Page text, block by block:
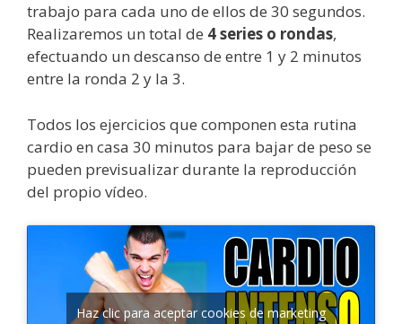
trabajo para cada uno de ellos de 30 segundos.
Realizaremos un total de 4 series o rondas,
efectuando un descanso de entre 1 y 2 minutos
entre la ronda 2 y la 3.
Todos los ejercicios que componen esta rutina
cardio en casa 30 minutos para bajar de peso se
pueden previsualizar durante la reproducción
del propio vídeo.
Haz clic para aceptar cookies de marketing